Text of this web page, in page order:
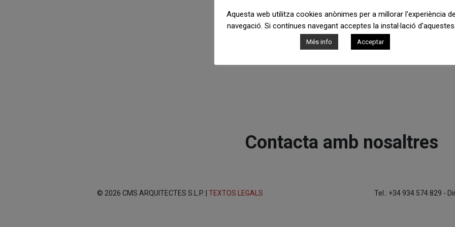
Contacta amb nosaltres
© 2026 CMS ARQUITECTES S.L.P. | TEXTOS LEGALS Tel.: +34 934 574 829 -
Aquesta web utilitza cookies anònimes per a millorar l'experiència de
navegació. Si contínues navegant acceptes la instal·lació d'aquestes.
Més info Acceptar